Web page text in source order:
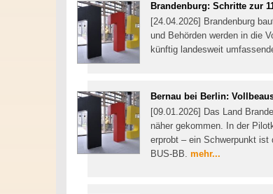
Brandenburg: Schritte zur
[24.04.2026] Brandenburg
und Behörden werden in die
künftig landesweit
Bernau bei Berlin:
[09.01.2026] Das Land
näher gekommen. In der
erprobt – ein Schwerpunkt ist
BUS-BB. mehr...